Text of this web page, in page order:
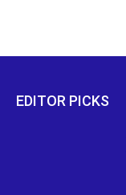
EDITOR PICKS